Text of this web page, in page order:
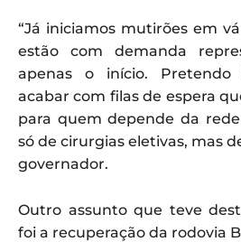
“Já iniciamos mutirões em
estão com demanda
apenas o início.
acabar com filas de espera
para quem depende da
só de cirurgias eletivas, mas
governador.
Outro assunto que teve
foi a recuperação da rodovia